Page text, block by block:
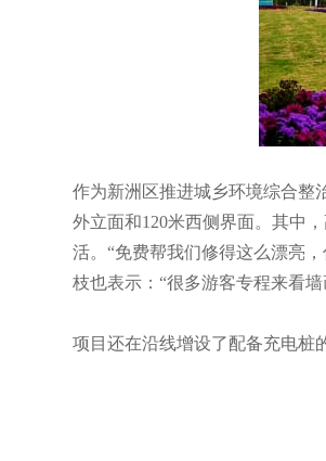
作为新洲区推进城乡环境综合整
外立面和120米西侧界面。其中
活。“免费帮我们修得这么漂亮
枝也表示：“很多游客专程来看
项目还在沿线增设了配备充电桩